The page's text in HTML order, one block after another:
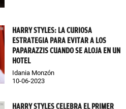
HARRY STYLES: LA CURIOSA
ESTRATEGIA PARA EVITAR A LOS
PAPARAZZIS CUANDO SE ALOJA EN UN
HOTEL
Idania Monzón
10-06-2023
HARRY STYLES CELEBRA EL PRIMER